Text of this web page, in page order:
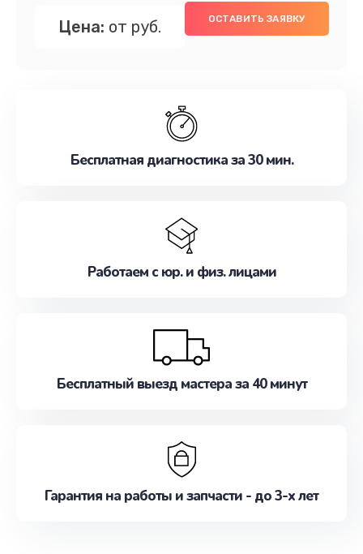
Цена: от руб. ОСТАВИТЬ ЗАЯВКУ
Бесплатная диагностика за 30 мин.
Работаем с юр. и физ. лицами
Бесплатный выезд мастера за 40 минут
Гарантия на работы и запчасти - до 3-х лет